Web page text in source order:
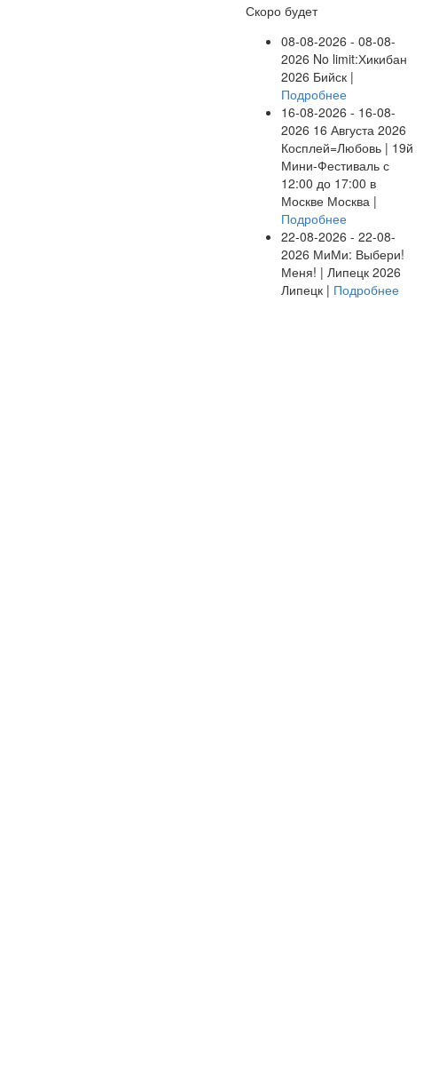
Скоро будет
08-08-2026 - 08-08-
2026 No limit:Хикибан
2026 Бийск |
Подробнее
16-08-2026 - 16-08-
2026 16 Августа 2026
Косплей=Любовь | 19й
Мини-Фестиваль с
12:00 до 17:00 в
Москве Москва |
Подробнее
22-08-2026 - 22-08-
2026 МиМи: Выбери!
Меня! | Липецк 2026
Липецк | Подробнее